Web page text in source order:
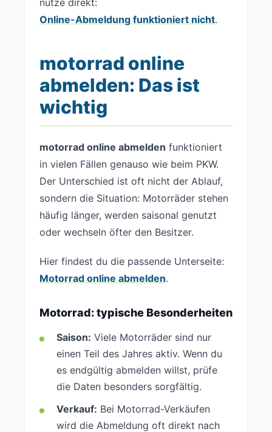
nutze direkt:
Online-Abmeldung funktioniert nicht.
motorrad online
abmelden: Das ist
wichtig
motorrad online abmelden funktioniert
in vielen Fällen genauso wie beim PKW.
Der Unterschied ist oft nicht der Ablauf,
sondern die Situation: Motorräder stehen
häufig länger, werden saisonal genutzt
oder wechseln öfter den Besitzer.
Hier findest du die passende Unterseite:
Motorrad online abmelden.
Motorrad: typische Besonderheiten
Saison: Viele Motorräder sind nur
einen Teil des Jahres aktiv. Wenn du
es endgültig abmelden willst, prüfe
die Daten besonders sorgfältig.
Verkauf: Bei Motorrad-Verkäufen
wird die Abmeldung oft direkt nach